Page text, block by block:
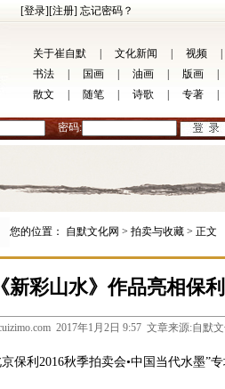
[登录][注册] 忘记密码？
关于崔自默 文化新闻 视频
书法
国画 油画 版画
散文
随笔 诗歌 专著
密码:
您的位置： 自默文化网 > 拍卖与收藏 > 正文
新彩山水》作品亮相保
2017年1月2日 9:57 文章来源:自默
保利2016秋季拍卖会•中国当代水墨”